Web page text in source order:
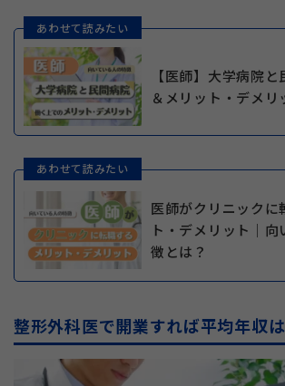
あわせて読みたい
【医師】大学病院
＆メリット・デメリ
あわせて読みたい
医師がクリニックに
ト・デメリット｜
徴とは？
整形外科医で開業すれば平均年収